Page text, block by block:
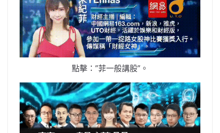
點擊：”菲一般講股”。